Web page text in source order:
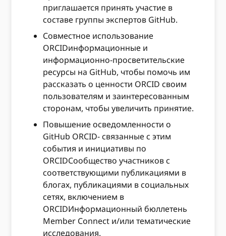
приглашается принять участие в
составе группы экспертов GitHub.
Совместное использование
ORCIDинформационные и
информационно-просветительские
ресурсы на GitHub, чтобы помочь им
рассказать о ценности ORCID своим
пользователям и заинтересованным
сторонам, чтобы увеличить принятие.
Повышение осведомленности о
GitHub ORCID- связанные с этим
события и инициативы по
ORCIDСообщество участников с
соответствующими публикациями в
блогах, публикациями в социальных
сетях, включением в
ORCIDИнформационный бюллетень
Member Connect и/или тематические
исследования.